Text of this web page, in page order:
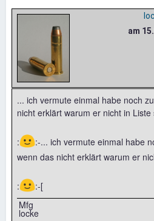
am
... ich vermute einmal habe noch
nicht erklärt warum er nicht in Liste
:🙂:-... ich vermute einmal habe
wenn das nicht erklärt warum er
:🙂:-[
Mfg
locke